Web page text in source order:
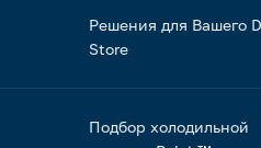
Решения для Вашего
Store
Подбор холодильной